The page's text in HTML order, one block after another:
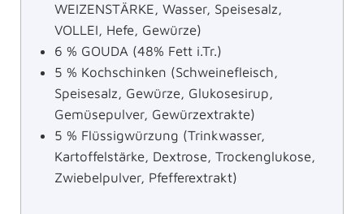
WEIZENSTÄRKE, Wasser, Speisesalz,
VOLLEI, Hefe, Gewürze)
6 % GOUDA (48% Fett i.Tr.)
5 % Kochschinken (Schweinefleisch,
Speisesalz, Gewürze, Glukosesirup,
Gemüsepulver, Gewürzextrakte)
5 % Flüssigwürzung (Trinkwasser,
Kartoffelstärke, Dextrose, Trockenglukose,
Zwiebelpulver, Pfefferextrakt)